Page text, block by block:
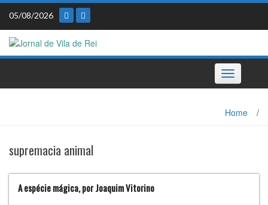
Skip
content
05/08/2026
Toggle
navigation
Home /
supremacia animal
A espécie mágica, por Joaquim Vitorino